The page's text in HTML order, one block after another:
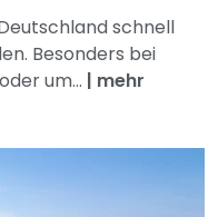
schnell
Besonders bei
um... | mehr